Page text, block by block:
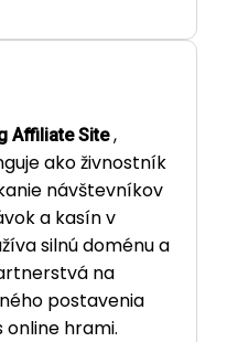
Affiliate Site ,
ako živnostník
návštevníkov
a kasín v
silnú doménu a
na
postavenia
hrami.